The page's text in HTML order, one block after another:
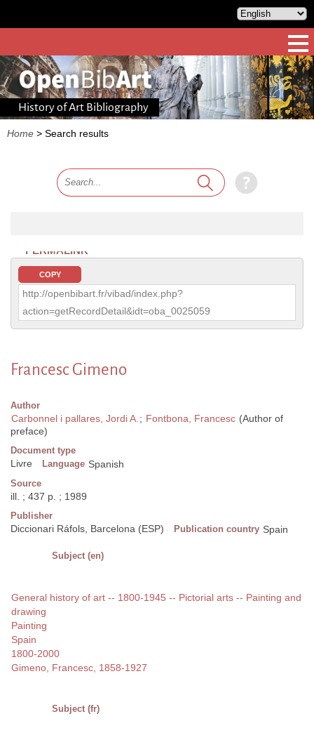
History of Art Bibliography
Home > Search results
PERMALINK
COPY
http://openbibart.fr/vibad/index.php?
action=getRecordDetail&idt=oba_0025059
Francesc Gimeno
Author
Carbonnel i pallares, Jordi A.; Fontbona, Francesc (Author of
preface)
Document type
Livre Language Spanish
Source
ill. ; 437 p. ; 1989
Publisher
Diccionari Ráfols, Barcelona (ESP) Publication country Spain
Subject (en)
General history of art -- 1800-1945 -- Pictorial arts -- Painting and
drawing
Painting
Spain
1800-2000
Gimeno, Francesc, 1858-1927
Subject (fr)